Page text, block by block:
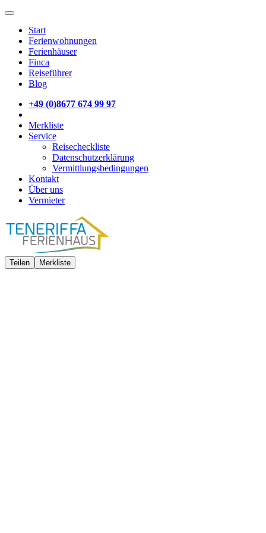
Start
Ferienwohnungen
Ferienhäuser
Finca
Reiseführer
Blog
+49 (0)8677 674 99 97
Merkliste
Service
Reisecheckliste
Datenschutzerklärung
Vermittlungsbedingungen
Kontakt
Über uns
Vermieter
Teilen Merkliste